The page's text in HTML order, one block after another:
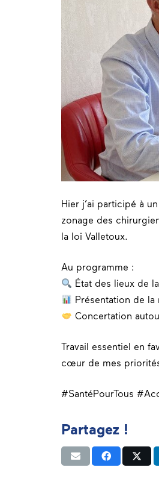
Hier j’ai participé à
zonage des
la loi Valletoux.
Au programme :
État des lieux de
Présentation de
Concertation
Travail essentiel en
cœur de mes
#SantéPourTous
Partagez !